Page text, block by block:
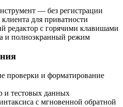
— без регистрации
для приватности
редактор с горячими клавишами
и полноэкранный режим
проверки и форматирование
и тестовых данных
с мгновенной обратной